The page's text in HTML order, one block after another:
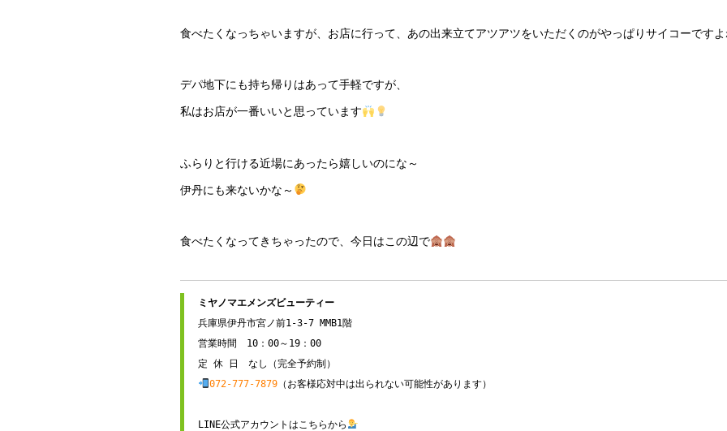
食べたくなっちゃいますが、お店に行って、あの出来立てアツアツをいただくのがやっぱりサイコーです
デパ地下にも持ち帰りはあって手軽ですが、
私はお店が一番いいと思っています
ふらりと行ける近場にあったら嬉しいのにな～
伊丹にも来ないかな～
食べたくなってきちゃったので、今日はこの辺で
兵庫県伊丹市宮ノ前1-3-7 MMB1階
営業時間　10：00～19：00
072-777-7879（お客様応対中は出られない可能性があります）
LINE公式アカウントはこちらから